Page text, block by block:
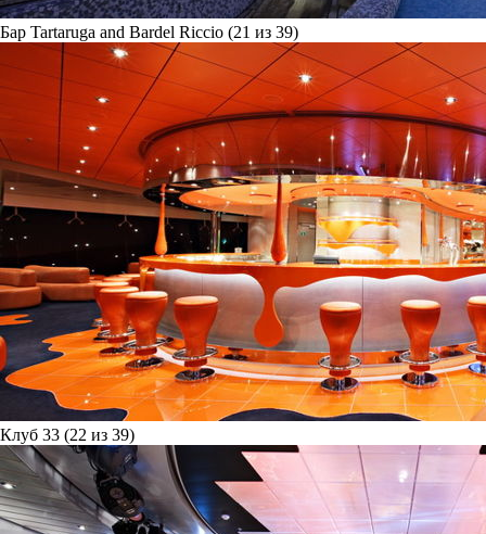
Бар Tartaruga and Bardel Riccio (21 из 39)
Клуб 33 (22 из 39)